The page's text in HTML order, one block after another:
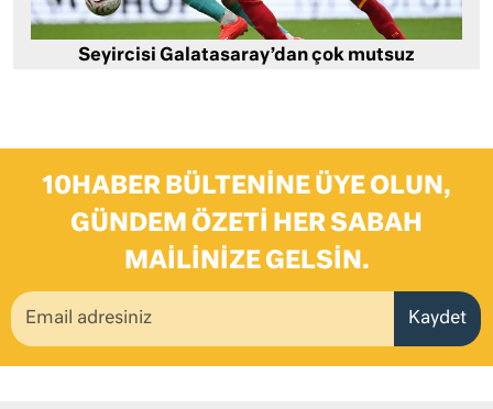
Seyircisi Galatasaray’dan çok mutsuz
10HABER BÜLTENINE ÜYE OLUN,
GÜNDEM ÖZETI HER SABAH
MAILINIZE GELSIN.
Kaydet